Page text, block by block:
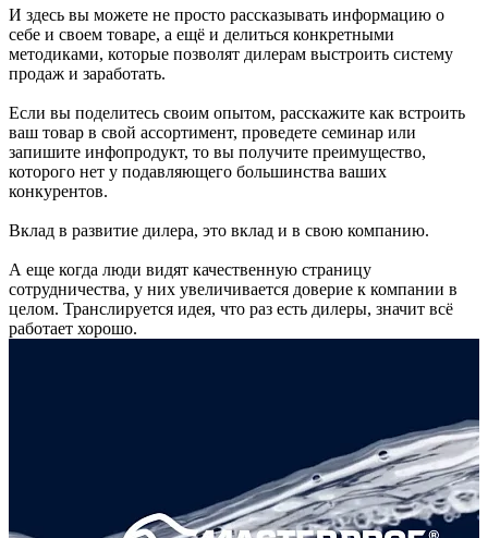
И здесь вы можете не просто рассказывать информацию о
себе и своем товаре, а ещё и делиться конкретными
методиками, которые позволят дилерам выстроить систему
продаж и заработать.
Если вы поделитесь своим опытом, расскажите как встроить
ваш товар в свой ассортимент, проведете семинар или
запишите инфопродукт, то вы получите преимущество,
которого нет у подавляющего большинства ваших
конкурентов.
Вклад в развитие дилера, это вклад и в свою компанию.
А еще когда люди видят качественную страницу
сотрудничества, у них увеличивается доверие к компании в
целом. Транслируется идея, что раз есть дилеры, значит всё
работает хорошо.